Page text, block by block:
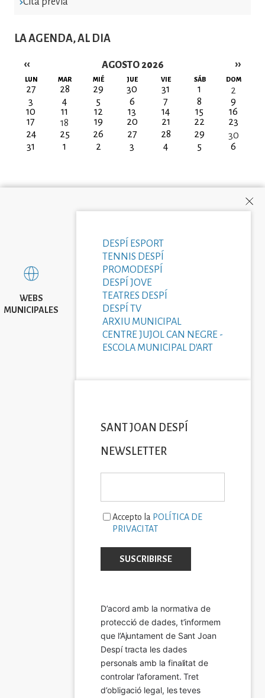
LA AGENDA, AL DIA
AGOSTO 2026
Paginación
‹‹ ››
LUN MAR MIÉ JUE VIE SÁB DOM
27 28 29 30 31 1
2
3
4 5 6 7 8
9
10
11 12 13 14 15
16
17
18 19 20 21 22
23
24
25 26 27 28 29
30
31
1 2 3 4 5 6
WEBS
MUNICIPALES
DESPÍ ESPORT
TENNIS DESPÍ
PROMODESPÍ
DESPÍ JOVE
TEATRES DESPÍ
DESPÍ TV
ARXIU MUNICIPAL
CENTRE JUJOL CAN NEGRE -
ESCOLA MUNICIPAL D'ART
SANT JOAN DESPÍ
NEWSLETTER
Accepto la POLÍTICA DE
PRIVACITAT
D’acord amb la normativa de
protecció de dades, t’informem
que l’Ajuntament de Sant Joan
Despí tracta les dades
personals amb la finalitat de
controlar l’aforament. Tret
d’obligació legal, les teves